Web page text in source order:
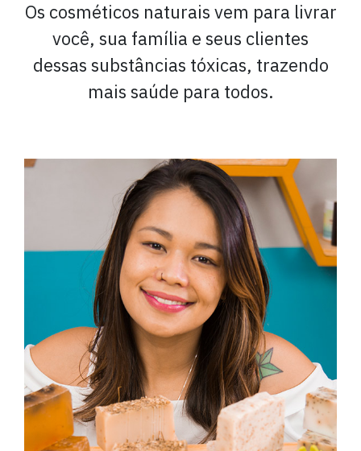
Os cosméticos naturais vem para livrar
você, sua família e seus clientes
dessas substâncias tóxicas, trazendo
mais saúde para todos.